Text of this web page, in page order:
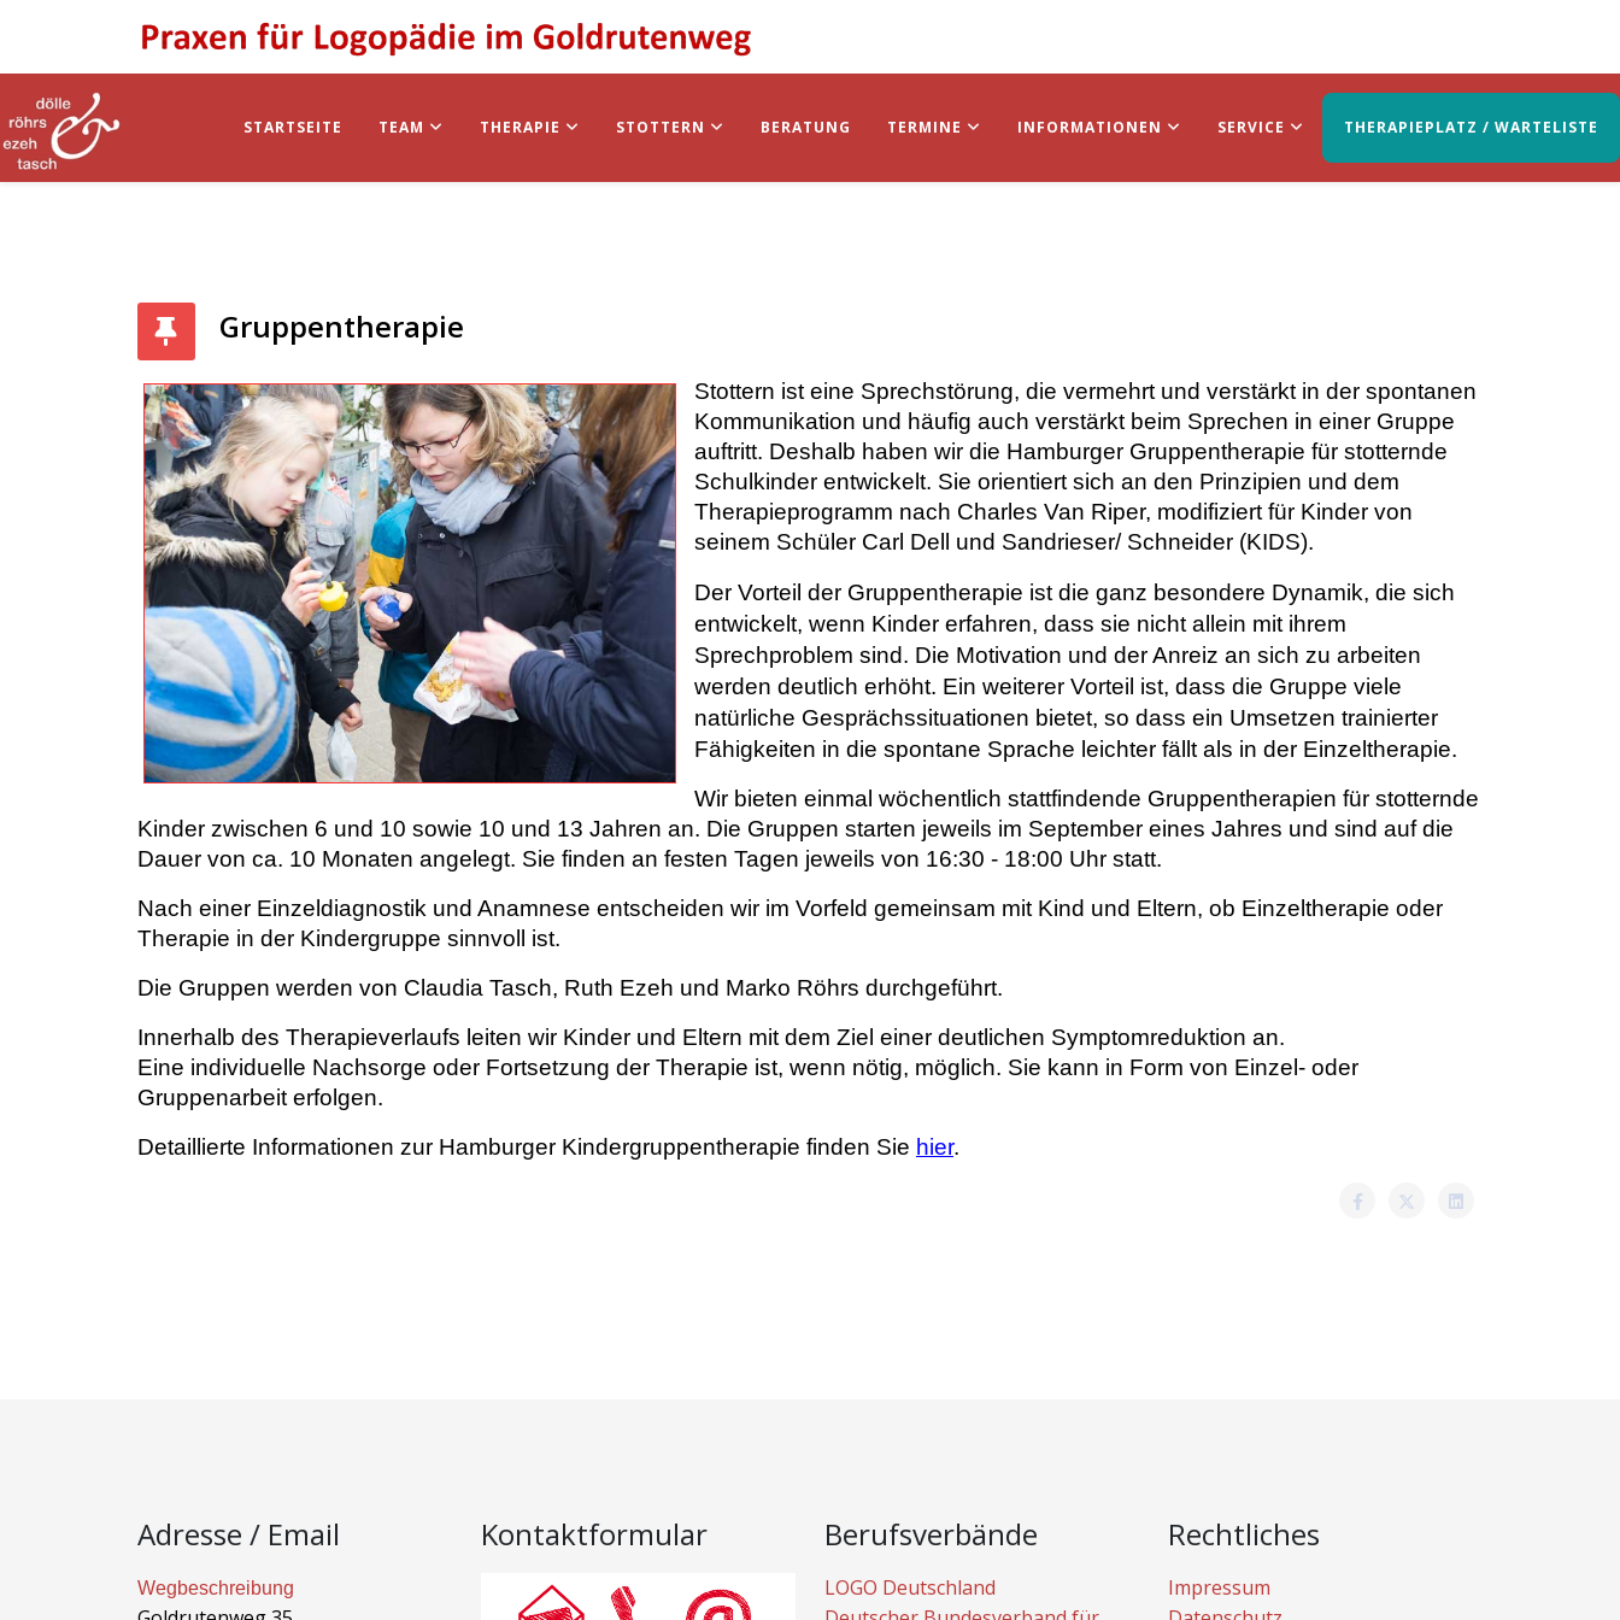
STARTSEITE TEAM THERAPIE STOTTERN BERATUNG TERMINE INFORMATIONEN SERVICE THERAPIEPLATZ / WARTELISTE
Gruppentherapie
Stottern ist eine Sprechstörung, die vermehrt und verstärkt in der spontanen
Kommunikation und häufig auch verstärkt beim Sprechen in einer Gruppe
auftritt. Deshalb haben wir die Hamburger Gruppentherapie für stotternde
Schulkinder entwickelt. Sie orientiert sich an den Prinzipien und dem
Therapieprogramm nach Charles Van Riper, modifiziert für Kinder von
seinem Schüler Carl Dell und Sandrieser/ Schneider (KIDS).
Der Vorteil der Gruppentherapie ist die ganz besondere Dynamik, die sich
entwickelt, wenn Kinder erfahren, dass sie nicht allein mit ihrem
Sprechproblem sind. Die Motivation und der Anreiz an sich zu arbeiten
werden deutlich erhöht. Ein weiterer Vorteil ist, dass die Gruppe viele
natürliche Gesprächssituationen bietet, so dass ein Umsetzen trainierter
Fähigkeiten in die spontane Sprache leichter fällt als in der Einzeltherapie.
Wir bieten einmal wöchentlich stattfindende Gruppentherapien für stotternde
Kinder zwischen 6 und 10 sowie 10 und 13 Jahren an. Die Gruppen starten jeweils im September eines Jahres und sind auf die
Dauer von ca. 10 Monaten angelegt. Sie finden an festen Tagen jeweils von 16:30 - 18:00 Uhr statt.
Nach einer Einzeldiagnostik und Anamnese entscheiden wir im Vorfeld gemeinsam mit Kind und Eltern, ob Einzeltherapie oder
Therapie in der Kindergruppe sinnvoll ist.
Die Gruppen werden von Claudia Tasch, Ruth Ezeh und Marko Röhrs durchgeführt.
Innerhalb des Therapieverlaufs leiten wir Kinder und Eltern mit dem Ziel einer deutlichen Symptomreduktion an.
Eine individuelle Nachsorge oder Fortsetzung der Therapie ist, wenn nötig, möglich. Sie kann in Form von Einzel- oder
Gruppenarbeit erfolgen.
Detaillierte Informationen zur Hamburger Kindergruppentherapie finden Sie hier.
Adresse / Email
Wegbeschreibung
Kontaktformular Berufsverbände
LOGO Deutschland
Rechtliches
Impressum